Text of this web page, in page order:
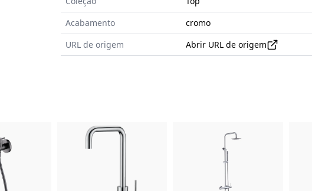
Acabamento
cromo
URL de origem
Abrir URL de origem
Imagem do Produto Imagem do Produto Imagem do Produto